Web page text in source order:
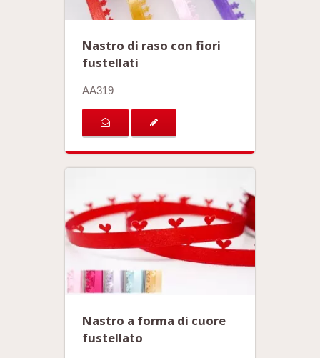
Nastro di raso con fiori
fustellati
AA319
Nastro a forma di cuore
fustellato